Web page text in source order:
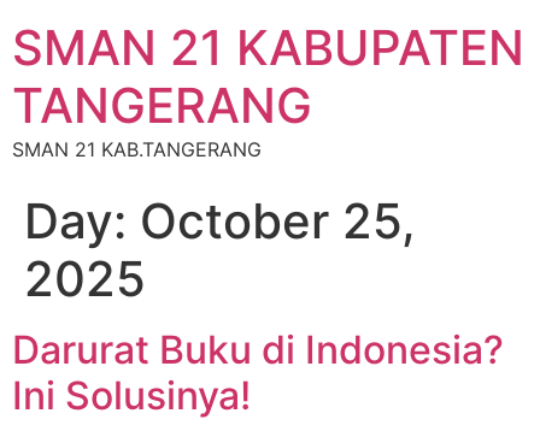
SMAN 21 KABUPATEN
TANGERANG
SMAN 21 KAB.TANGERANG
Day: October 25,
2025
Darurat Buku di Indonesia?
Ini Solusinya!